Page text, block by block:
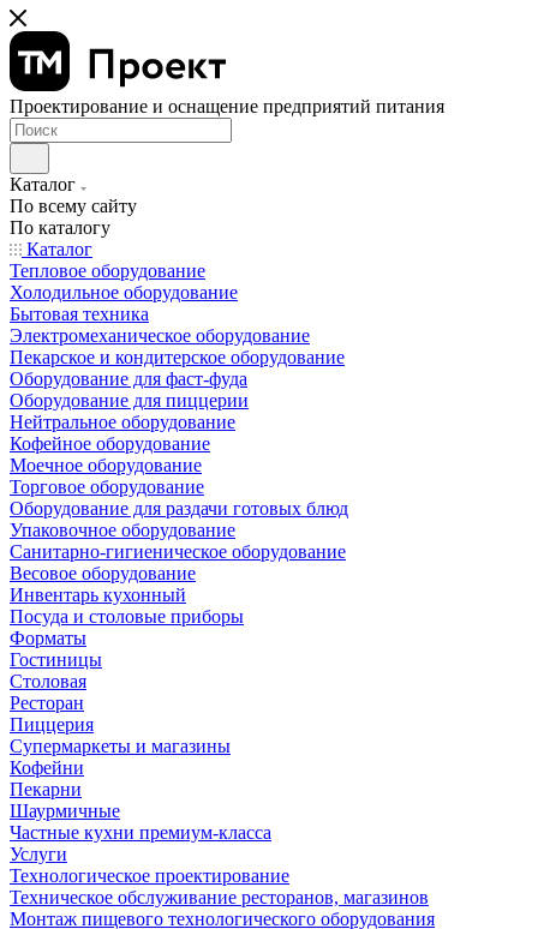
Проектирование и оснащение предприятий питания
Каталог
По всему сайту
По каталогу
Каталог
Тепловое оборудование
Холодильное оборудование
Бытовая техника
Электромеханическое оборудование
Пекарское и кондитерское оборудование
Оборудование для фаст-фуда
Оборудование для пиццерии
Нейтральное оборудование
Кофейное оборудование
Моечное оборудование
Торговое оборудование
Оборудование для раздачи готовых блюд
Упаковочное оборудование
Санитарно-гигиеническое оборудование
Весовое оборудование
Инвентарь кухонный
Посуда и столовые приборы
Форматы
Гостиницы
Столовая
Ресторан
Пиццерия
Супермаркеты и магазины
Кофейни
Пекарни
Шаурмичные
Частные кухни премиум-класса
Услуги
Технологическое проектирование
Техническое обслуживание ресторанов, магазинов
Монтаж пищевого технологического оборудования